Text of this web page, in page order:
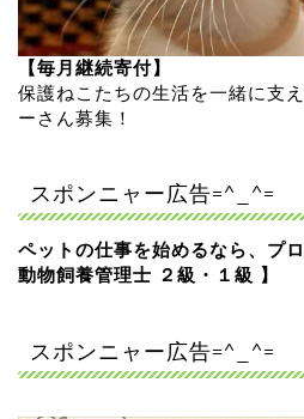
【毎月継続寄付】
保護ねこたちの生活を一緒に支
ーさん募集！
スポンニャー広告=^_^=
ペットの仕事を始めるなら、プ
動物飼養管理士 ２級・１級 】
スポンニャー広告=^_^=